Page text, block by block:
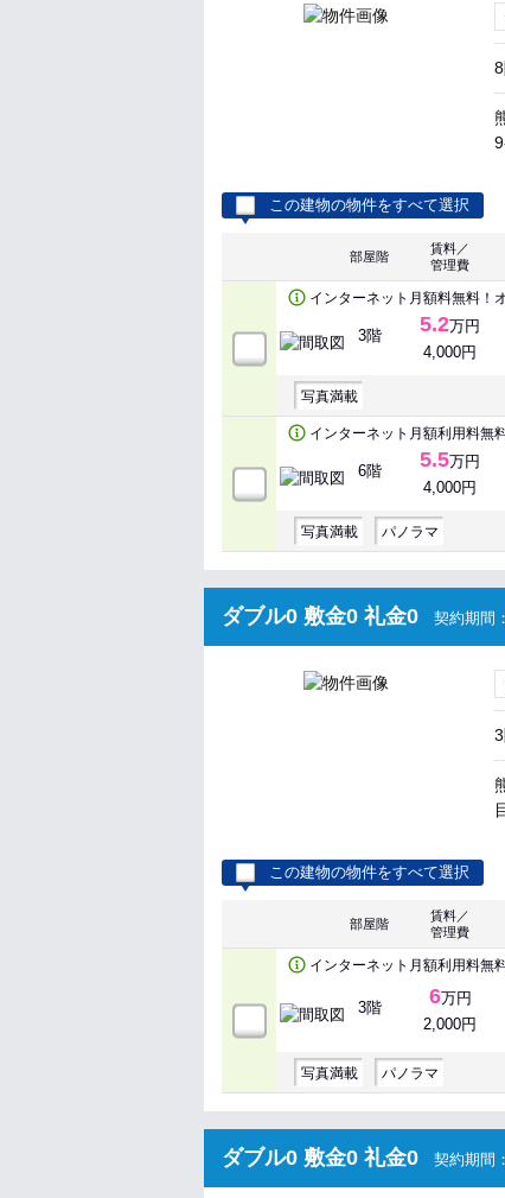
この建物の物件をすべて選択
部屋階
賃料／
管理費
インターネット月額料無料！
3階 5.2万円
4,000円
写真満載
インターネット月額利用料無
6階 5.5万円
4,000円
写真満載 パノラマ
ダブル0 敷金0 礼金0 契約期間
この建物の物件をすべて選択
部屋階
賃料／
管理費
インターネット月額利用料無
3階 6万円
2,000円
写真満載 パノラマ
ダブル0 敷金0 礼金0 契約期間